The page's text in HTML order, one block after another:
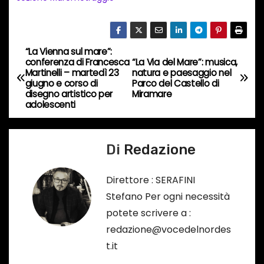
r
s
o
…
N
a
v
i
“La Via del Mare”: musica,
natura e paesaggio nel
Parco del Castello di
Miramare
“La Vienna sul mare”:
conferenza di Francesca
Martinelli – martedì 23
giugno e corso di
disegno artistico per
adolescenti
Di Redazione
Direttore : SERAFINI
Stefano Per ogni necessità
potete scrivere a :
redazione@vocedelnordes
t.it